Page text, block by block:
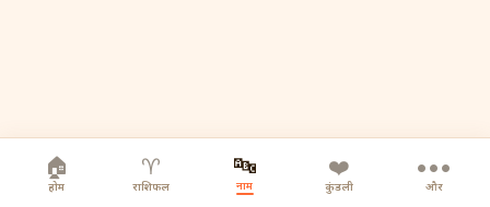
🏠
होम
♈
राशिफल
🔤
नाम
❤️
कुंडली
•••
और